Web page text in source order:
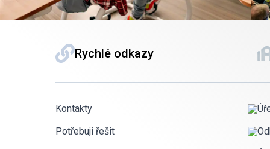
Rychlé odkazy
Kontakty
Potřebuji řešit